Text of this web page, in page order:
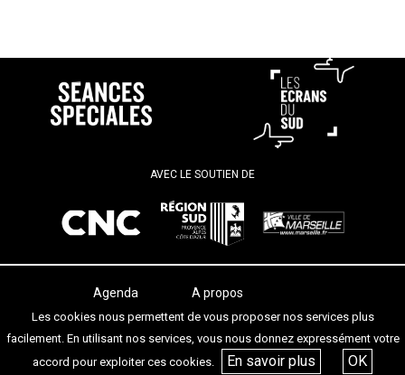
AVEC LE SOUTIEN DE
Agenda
Les salles
Les festivals
A propos
Termes et conditions
Les cookies nous permettent de vous proposer nos services plus
facilement. En utilisant nos services, vous nous donnez expressément votre
accord pour exploiter ces cookies.
En savoir plus OK